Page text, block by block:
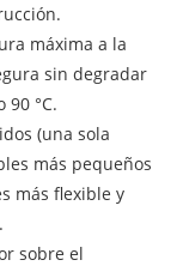
máxima a la
sin degradar
90 °C.
(una sola
más pequeños
más flexible y
sobre el